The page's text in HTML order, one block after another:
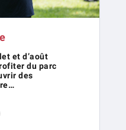
et d’août
du parc
des